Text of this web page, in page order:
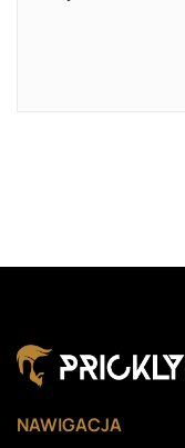
NAWIGACJA